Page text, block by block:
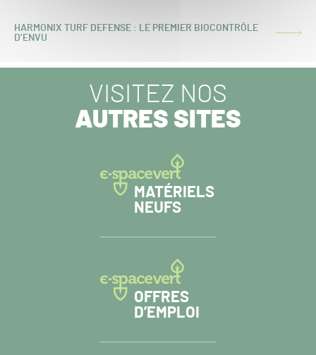
ARTICLE
HARMONIX TURF DEFENSE : LE PREMIER BIOCONTRÔLE
D’ENVU
VISITEZ NOS
AUTRES SITES
MATÉRIELS
NEUFS
OFFRES
D’EMPLOI